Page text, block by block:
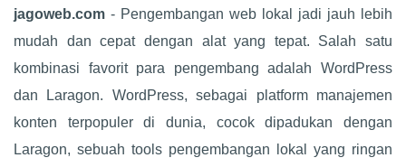
jagoweb.com - Pengembangan web lokal jadi jauh lebih
mudah dan cepat dengan alat yang tepat. Salah satu
kombinasi favorit para pengembang adalah WordPress
dan Laragon. WordPress, sebagai platform manajemen
konten terpopuler di dunia, cocok dipadukan dengan
Laragon, sebuah tools pengembangan lokal yang ringan